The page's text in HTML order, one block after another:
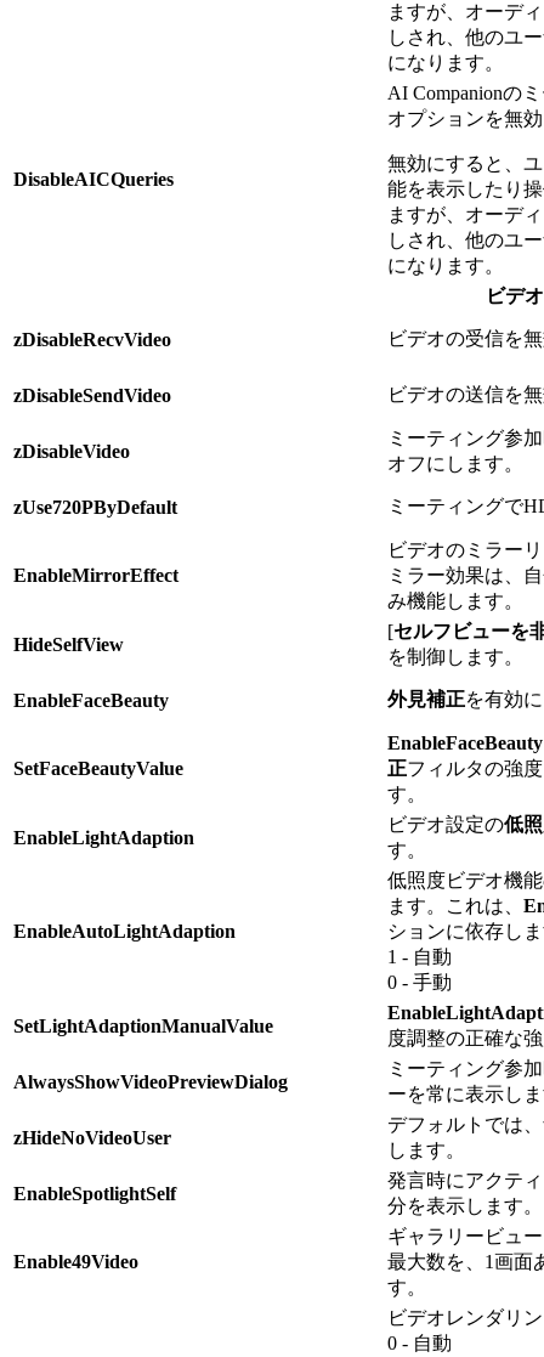
ますが、オーデ
しされ、他のユ
になります。
DisableAICQueries
AI Companionの
オプションを無
無効にすると、
能を表示したり
ますが、オーデ
しされ、他のユ
になります。
ビデオ
zDisableRecvVideo ビデオの受信を
zDisableSendVideo ビデオの送信を
zDisableVideo
ミーティング参
オフにします。
zUse720PByDefault ミーティングで
EnableMirrorEffect
ビデオのミラー
ミラー効果は、
み機能します。
HideSelfView
[セルフビューを
を制御します。
EnableFaceBeauty 外見補正を有効
SetFaceBeautyValue
EnableFaceBeauty
正フィルタの強
す。
EnableLightAdaption
ビデオ設定の低
す。
EnableAutoLightAdaption
低照度ビデオ機
ます。これは、
ションに依存し
1 - 自動
0 - 手動
SetLightAdaptionManualValue
度調整の正確な
AlwaysShowVideoPreviewDialog
ミーティング参
ーを常に表示し
zHideNoVideoUser
デフォルトでは
します。
EnableSpotlightSelf
発言時にアクテ
分を表示します。
Enable49Video
ギャラリービュ
最大数を、1画面
す。
ビデオレンダリ
0 - 自動